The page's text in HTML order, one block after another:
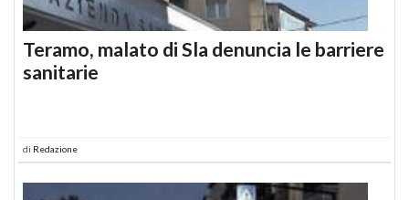
Teramo, malato di Sla denuncia le barriere
sanitarie
di Redazione